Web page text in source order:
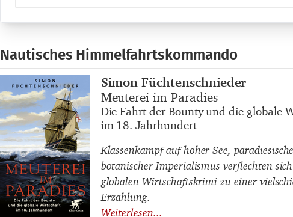
Nautisches Himmelfahrtskommando
Buchautor_innen
Simon Füchtenschnieder
Buchtitel
Meuterei im Paradies
Buchuntertitel
Die Fahrt der Bounty und die globale
im 18. Jahrhundert
Klassenkampf auf hoher See,
botanischer Imperialismus verflechten
globalen Wirtschaftskrimi zu einer
Erzählung.